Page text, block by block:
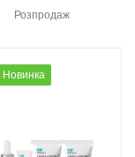
Розпродаж
Новинка